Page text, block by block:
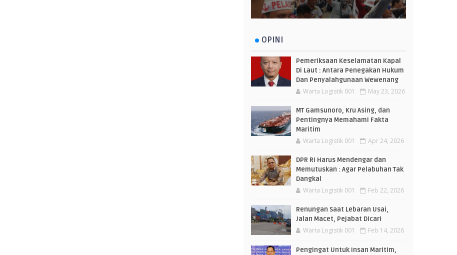
OPINI
Pemeriksaan Keselamatan Kapal
Di Laut : Antara Penegakan Hukum
Dan Penyalahgunaan Wewenang
Warta Logistik 001 May 23, 2026
MT Gamsunoro, Kru Asing, dan
Pentingnya Memahami Fakta
Maritim
Warta Logistik 001 Apr 24, 2026
DPR RI Harus Mendengar dan
Memutuskan : Agar Pelabuhan Tak
Dangkal
Warta Logistik 001 Feb 22, 2026
Renungan Saat Lebaran Usai,
Jalan Macet, Pejabat Dicari
Warta Logistik 001 Feb 14, 2026
Pengingat Untuk Insan Maritim,